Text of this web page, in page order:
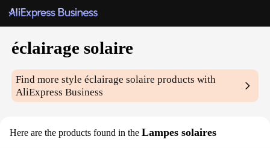
éclairage solaire
Find more styleéclairage solaire products with
AliExpress Business
Here are the products found in the Lampes solaires